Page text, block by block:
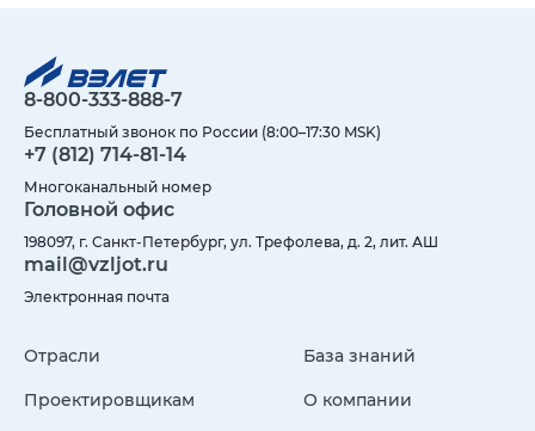
8-800-333-888-7
Бесплатный звонок по России (8:00–17:30 MSK)
+7 (812) 714-81-14
Многоканальный номер
Головной офис
198097, г. Санкт-Петербург, ул. Трефолева, д. 2, лит. АШ
mail@vzljot.ru
Электронная почта
Отрасли
Проектировщикам
База знаний
О компании